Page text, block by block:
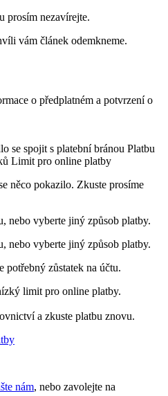
prosím nezavírejte.
vám článek odemkneme.
o předplatném a potvrzení o
se spojit s platební bránou Platbu
Limit pro online platby
něco pokazilo. Zkuste prosíme
nebo vyberte jiný způsob platby.
nebo vyberte jiný způsob platby.
potřebný zůstatek na účtu.
limit pro online platby.
a zkuste platbu znovu.
nám, nebo zavolejte na